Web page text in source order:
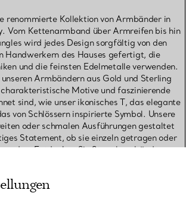
renommierte Kollektion von Armbänder in
Vom Kettenarmband über Armreifen bis hin
wird jedes Design sorgfältig von den
Handwerkern des Hauses gefertigt, die
und die feinsten Edelmetalle verwenden.
Armbändern aus Gold und Sterling
Motive und faszinierende
sind, wie unser ikonisches T, das elegante
von Schlössern inspirierte Symbol. Unsere
oder schmalen Ausführungen gestaltet
Statement, ob sie einzeln getragen oder
Entdecken Sie Stapelarmbänder, um
ein Kettenarmband, die einen auffälligen